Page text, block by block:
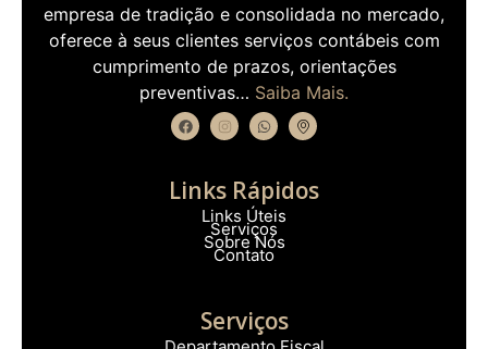
empresa de tradição e consolidada no mercado,
oferece à seus clientes serviços contábeis com
cumprimento de prazos, orientações
preventivas… Saiba Mais.
Links Rápidos
Links Úteis
Serviços
Sobre Nós
Contato
Serviços